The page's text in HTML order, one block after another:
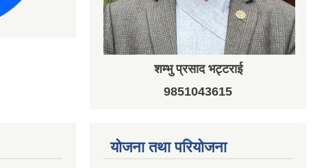
शम्भु प्रसाद भट्टराई
9851043615
योजना तथा परियोजना